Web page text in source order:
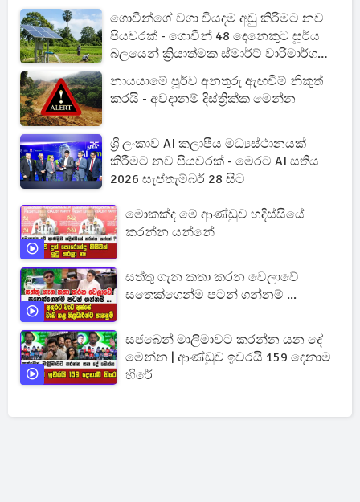
ගොවීන්ගේ වගා වියදම අඩු කිරීමට නව
පියවරක් - ගොවීන් 48 දෙනෙකුට සූර්ය
බලයෙන් ක්‍රියාත්මක ස්මාර්ට් වාරිමාර්ග
නායයාමේ පූර්ව අනතුරු ඇඟවීම් නිකුත්
කරයි - අවදානම් දිස්ත්‍රික්ක මෙන්න
ශ්‍රී ලංකාව AI කලාපීය මධ්‍යස්ථානයක්
කිරීමට නව පියවරක් - මෙරට AI සතිය
2026 සැප්තැම්බර් 28 සිට
මොකක්ද මේ ආණ්ඩුව හදිස්සියේ
කරන්න යන්නේ
සත්තු ගැන කතා කරන වෙලාවේ
සතෙක්ගෙන්ම පටන් ගන්නම් ...
සජබෙන් මාලිමාවට කරන්න යන දේ
මෙන්න | ආණ්ඩුව ඉවරයි 159 දෙනාම
හිරේ